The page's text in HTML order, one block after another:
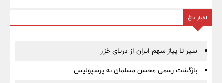
اخبار داغ
سیر تا پیاز سهم ایران از دریای خزر
بازگشت رسمی محسن مسلمان به پرسپولیس